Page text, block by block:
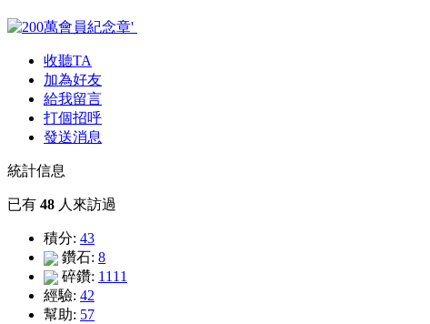
收聽TA
加為好友
給我留言
打個招呼
發送消息
統計信息
已有 48 人來訪過
積分: 43
鑽石: 8
碎鑽: 1111
經驗: 42
幫助: 57